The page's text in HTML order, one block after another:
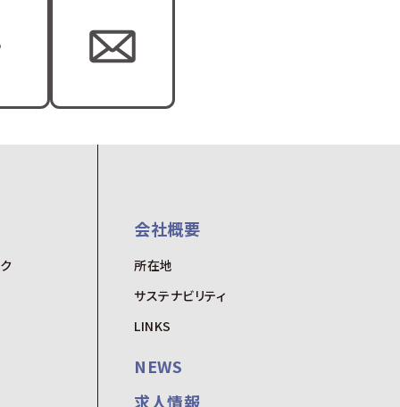
会社概要
所在地
サステナビリティ
LINKS
NEWS
求人情報